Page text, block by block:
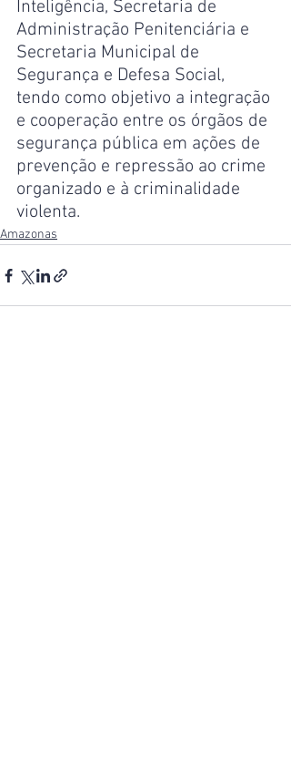
Inteligência, Secretaria de
Administração Penitenciária e
Secretaria Municipal de
Segurança e Defesa Social,
tendo como objetivo a integração
e cooperação entre os órgãos de
segurança pública em ações de
prevenção e repressão ao crime
organizado e à criminalidade
violenta.
Amazonas